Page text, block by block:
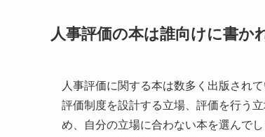
人事評価の本は誰向けに書か
人事評価に関する本は数多く出版され
評価制度を設計する立場、評価を行う
め、自分の立場に合わない本を選んで